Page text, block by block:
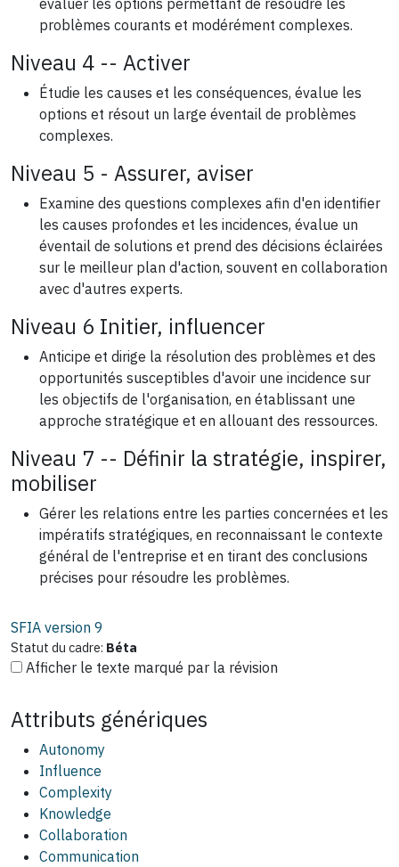
évaluer les options permettant de résoudre les
problèmes courants et modérément complexes.
Niveau 4 -- Activer
Étudie les causes et les conséquences, évalue les
options et résout un large éventail de problèmes
complexes.
Niveau 5 - Assurer, aviser
Examine des questions complexes afin d'en identifier
les causes profondes et les incidences, évalue un
éventail de solutions et prend des décisions éclairées
sur le meilleur plan d'action, souvent en collaboration
avec d'autres experts.
Niveau 6 Initier, influencer
Anticipe et dirige la résolution des problèmes et des
opportunités susceptibles d'avoir une incidence sur
les objectifs de l'organisation, en établissant une
approche stratégique et en allouant des ressources.
Niveau 7 -- Définir la stratégie, inspirer,
mobiliser
Gérer les relations entre les parties concernées et les
impératifs stratégiques, en reconnaissant le contexte
général de l'entreprise et en tirant des conclusions
précises pour résoudre les problèmes.
SFIA version 9
Statut du cadre: Béta
Afficher le texte marqué par la révision
Attributs génériques
Autonomy
Influence
Complexity
Knowledge
Collaboration
Communication